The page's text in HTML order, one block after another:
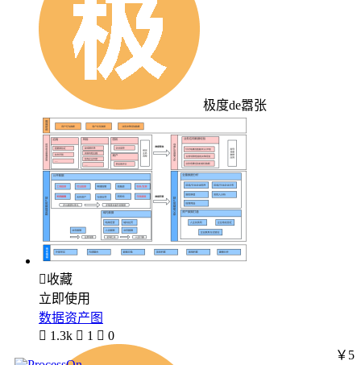
极度de嚣张
收藏
立即使用
数据资产图
 1.3k  1  0
￥5